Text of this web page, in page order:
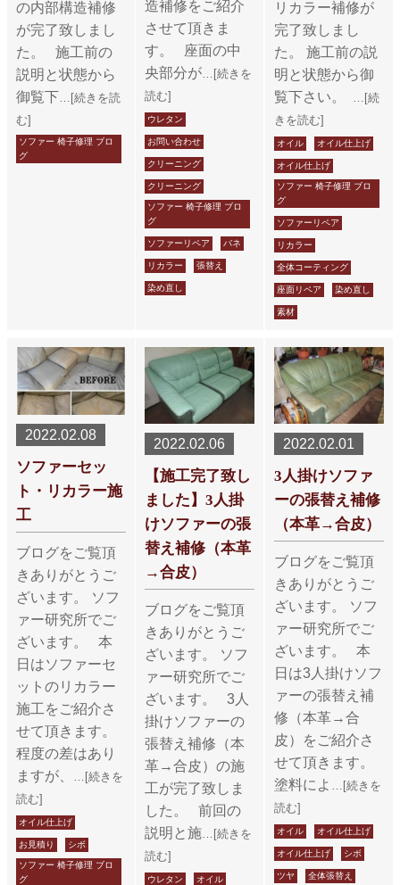
の内部構造補修
が完了致しまし
た。 施工前の
説明と状態から
御覧下…[続きを読
む]
ソファー 椅子修理 ブロ
グ
造補修をご紹介
させて頂きま
す。 座面の中
央部分が…[続きを
読む]
ウレタン
お問い合わせ
クリーニング
クリーニング
ソファー 椅子修理 ブロ
グ
ソファーリペア バネ
リカラー 張替え
染め直し
リカラー補修が
完了致しまし
た。 施工前の説
明と状態から御
覧下さい。
…[続
きを読む]
オイル オイル仕上げ
オイル仕上げ
ソファー 椅子修理 ブロ
グ
ソファーリペア
リカラー
全体コーティング
座面リペア 染め直し
素材
2022.02.08
ソファーセッ
ト・リカラー施
工
ブログをご覧頂
きありがとうご
ざいます。 ソフ
ァー研究所でご
ざいます。 本
日はソファーセ
ットのリカラー
施工をご紹介さ
せて頂きます。
程度の差はあり
ますが、
…[続きを
読む]
オイル仕上げ
お見積り シボ
ソファー 椅子修理 ブロ
グ
2022.02.06
【施工完了致し
ました】3人掛
けソファーの張
替え補修（本革
→合皮）
ブログをご覧頂
きありがとうご
ざいます。 ソフ
ァー研究所でご
ざいます。 3人
掛けソファーの
張替え補修（本
革→合皮）の施
工が完了致しま
した。 前回の
説明と施 …[続きを
読む]
ウレタン オイル
2022.02.01
3人掛けソファ
ーの張替え補修
（本革→合皮）
ブログをご覧頂
きありがとうご
ざいます。 ソフ
ァー研究所でご
ざいます。 本
日は3人掛けソフ
ァーの張替え補
修（本革→合
皮）をご紹介さ
せて頂きます。
塗料によ
…[続きを
読む]
オイル オイル仕上げ
オイル仕上げ シボ
ツヤ 全体張替え